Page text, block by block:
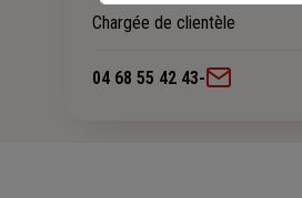
Chargée de clientèle
04 68 55 42 43-